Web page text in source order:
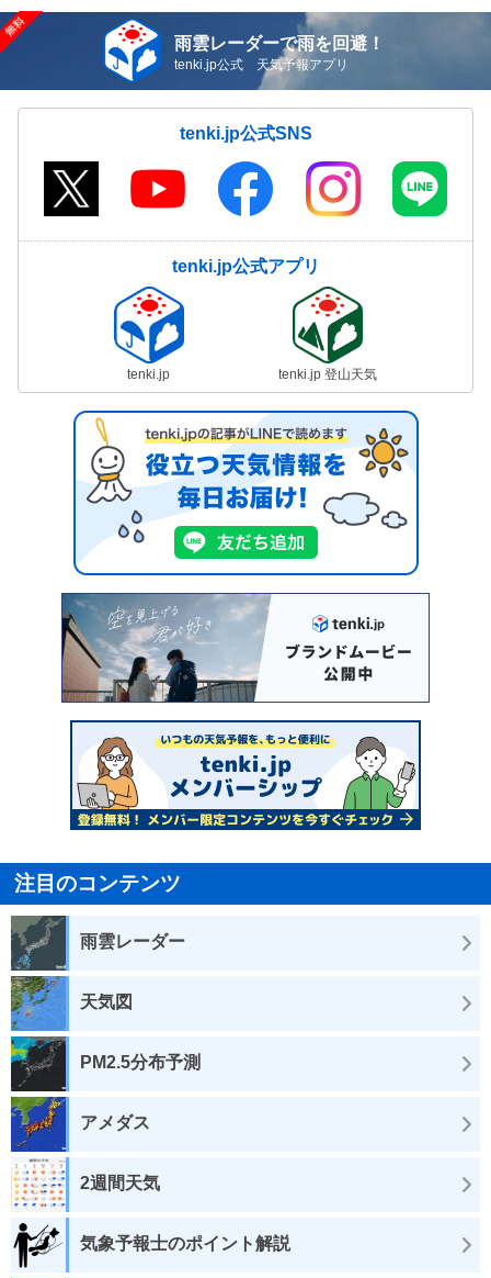
雨雲レーダーで雨を回避！
tenki.jp公式 天気予報アプリ
tenki.jp公式SNS
tenki.jp公式アプリ
tenki.jp tenki.jp 登山天気
注目のコンテンツ
雨雲レーダー
天気図
PM2.5分布予測
アメダス
2週間天気
気象予報士のポイント解説